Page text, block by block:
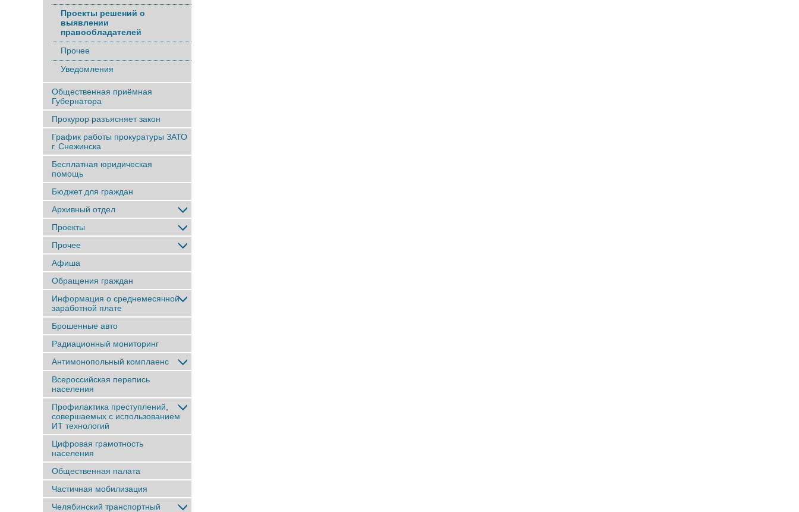
Проекты решений о
выявлении
правообладателей
Прочее
Уведомления
Общественная приёмная
Губернатора
Прокурор разъясняет закон
График работы прокуратуры ЗАТО
г. Снежинска
Бесплатная юридическая
помощь
Бюджет для граждан
Архивный отдел
Проекты
Прочее
Афиша
Обращения граждан
Информация о среднемесячной
заработной плате
Брошенные авто
Радиационный мониторинг
Антимонопольный комплаенс
Всероссийская перепись
населения
Профилактика преступлений,
совершаемых с использованием
ИТ технологий
Цифровая грамотность
населения
Общественная палата
Частичная мобилизация
Челябинский транспортный